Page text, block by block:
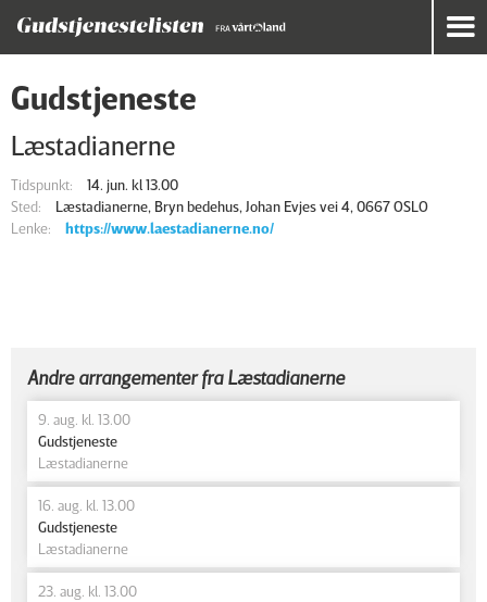
Gudstjeneste
Læstadianerne
Tidspunkt:
14. jun. kl 13.00
Sted:
Læstadianerne, Bryn bedehus, Johan Evjes vei 4, 0667 OSLO
Lenke:
https://www.laestadianerne.no/
Andre arrangementer fra Læstadianerne
9. aug. kl. 13.00
Gudstjeneste
Læstadianerne
16. aug. kl. 13.00
Gudstjeneste
Læstadianerne
23. aug. kl. 13.00